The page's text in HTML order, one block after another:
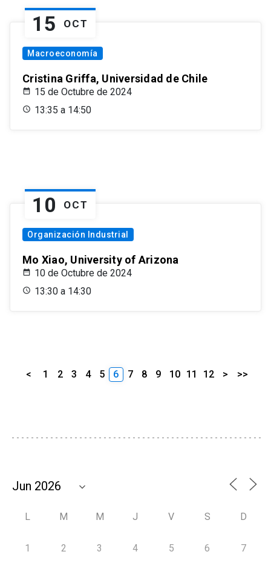
15 OCT
Macroeconomía
Cristina Griffa, Universidad de Chile
15 de Octubre de 2024
13:35 a 14:50
10 OCT
Organización Industrial
Mo Xiao, University of Arizona
10 de Octubre de 2024
13:30 a 14:30
< 1 2 3 4 5 6 7 8 9 10 11 12 > >>
L M M J V S D
1 2 3 4 5 6 7